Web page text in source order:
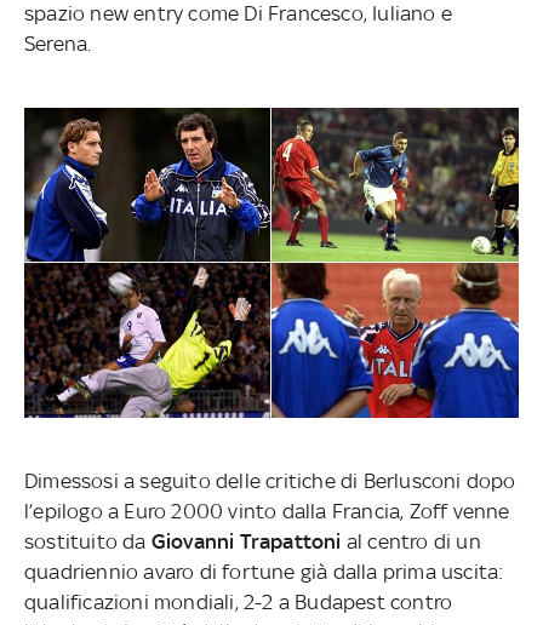
spazio new entry come Di Francesco, Iuliano e
Serena.
Dimessosi a seguito delle critiche di Berlusconi dopo
l’epilogo a Euro 2000 vinto dalla Francia, Zoff venne
sostituito da Giovanni Trapattoni al centro di un
quadriennio avaro di fortune già dalla prima uscita:
qualificazioni mondiali, 2-2 a Budapest contro